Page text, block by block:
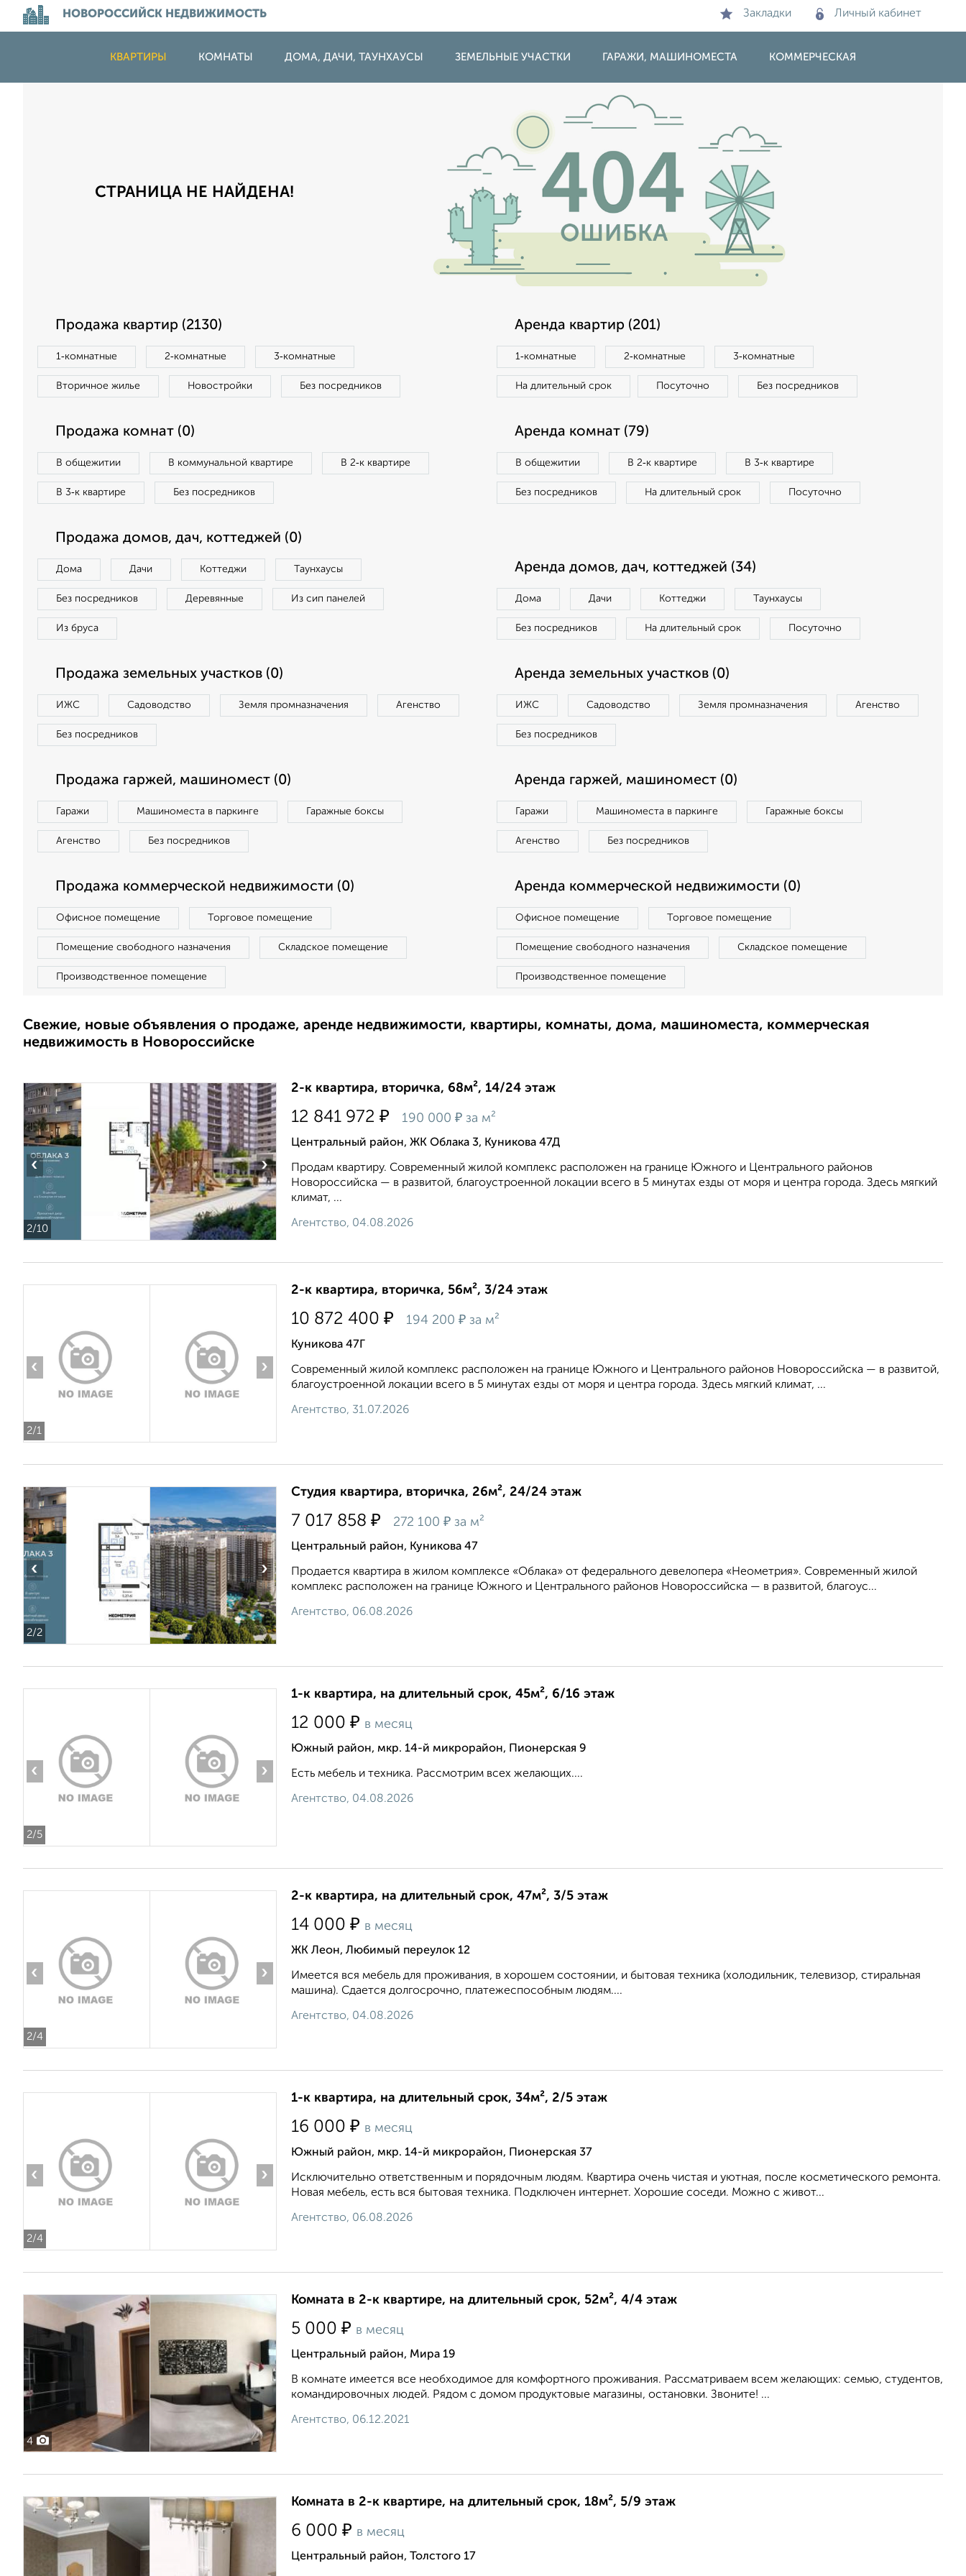
НОВОРОССИЙСК НЕДВИЖИМОСТЬ Закладки Личный кабинет
КВАРТИРЫ КОМНАТЫ ДОМА, ДАЧИ, ТАУНХАУСЫ ЗЕМЕЛЬНЫЕ УЧАСТКИ ГАРАЖИ, МАШИНОМЕСТА КОММЕРЧЕСКАЯ
СТРАНИЦА НЕ НАЙДЕНА!
Продажа квартир (2130)
1‑комнатные 2‑комнатные 3‑комнатные
Вторичное жилье Новостройки Без посредников
Аренда квартир (201)
1‑комнатные 2‑комнатные 3‑комнатные
На длительный срок Посуточно Без посредников
Продажа комнат (0)
В общежитии В коммунальной квартире В 2‑к квартире
В 3‑к квартире Без посредников
Аренда комнат (79)
В общежитии В 2‑к квартире В 3‑к квартире
Без посредников На длительный срок Посуточно
Продажа домов, дач, коттеджей (0)
Дома Дачи Коттеджи Таунхаусы
Без посредников Деревянные Из сип панелей
Из бруса
Аренда домов, дач, коттеджей (34)
Дома Дачи Коттеджи Таунхаусы
Без посредников На длительный срок Посуточно
Продажа земельных участков (0)
ИЖС Садоводство Земля промназначения Агенство
Без посредников
Аренда земельных участков (0)
ИЖС Садоводство Земля промназначения Агенство
Без посредников
Продажа гаржей, машиномест (0)
Гаражи Машиноместа в паркинге Гаражные боксы
Агенство Без посредников
Аренда гаржей, машиномест (0)
Гаражи Машиноместа в паркинге Гаражные боксы
Агенство Без посредников
Продажа коммерческой недвижимости (0)
Офисное помещение Торговое помещение
Помещение свободного назначения Складское помещение
Производственное помещение
Аренда коммерческой недвижимости (0)
Офисное помещение Торговое помещение
Помещение свободного назначения Складское помещение
Производственное помещение
Свежие, новые объявления о продаже, аренде недвижимости, квартиры, комнаты, дома, машиноместа, коммерческая
недвижимость в Новороссийске
2/10
‹ ›
2-к квартира, вторичка, 68м², 14/24 этаж
12 841 972 ₽ 190 000 ₽ за м²
Центральный район, ЖК Облака 3, Куникова 47Д
Продам квартиру. Современный жилой комплекс расположен на границе Южного и Центрального районов
Новороссийска — в развитой, благоустроенной локации всего в 5 минутах езды от моря и центра города. Здесь мягкий
климат, ...
Агентство, 04.08.2026
2/1
‹ ›
2-к квартира, вторичка, 56м², 3/24 этаж
10 872 400 ₽ 194 200 ₽ за м²
Куникова 47Г
Современный жилой комплекс расположен на границе Южного и Центрального районов Новороссийска — в развитой,
благоустроенной локации всего в 5 минутах езды от моря и центра города. Здесь мягкий климат, ...
Агентство, 31.07.2026
2/2
‹ ›
Студия квартира, вторичка, 26м², 24/24 этаж
7 017 858 ₽ 272 100 ₽ за м²
Центральный район, Куникова 47
Продается квартира в жилом комплексе «Облака» от федерального девелопера «Неометрия». Современный жилой
комплекс расположен на границе Южного и Центрального районов Новороссийска — в развитой, благоус...
Агентство, 06.08.2026
2/5
‹ ›
1-к квартира, на длительный срок, 45м², 6/16 этаж
12 000 ₽ в месяц
Южный район, мкр. 14-й микрорайон, Пионерская 9
Есть мебель и техника. Рассмотрим всех желающих....
Агентство, 04.08.2026
2/4
‹ ›
2-к квартира, на длительный срок, 47м², 3/5 этаж
14 000 ₽ в месяц
ЖК Леон, Любимый переулок 12
Имеется вся мебель для проживания, в хорошем состоянии, и бытовая техника (холодильник, телевизор, стиральная
машина). Сдается долгосрочно, платежеспособным людям....
Агентство, 04.08.2026
2/4
‹ ›
1-к квартира, на длительный срок, 34м², 2/5 этаж
16 000 ₽ в месяц
Южный район, мкр. 14-й микрорайон, Пионерская 37
Исключительно ответственным и порядочным людям. Квартира очень чистая и уютная, после косметического ремонта.
Новая мебель, есть вся бытовая техника. Подключен интернет. Хорошие соседи. Можно с живот...
Агентство, 06.08.2026
4
Комната в 2-к квартире, на длительный срок, 52м², 4/4 этаж
5 000 ₽ в месяц
Центральный район, Мира 19
В комнате имеется все необходимое для комфортного проживания. Рассматриваем всем желающих: семью, студентов,
командировочных людей. Рядом с домом продуктовые магазины, остановки. Звоните! ...
Агентство, 06.12.2021
Комната в 2-к квартире, на длительный срок, 18м², 5/9 этаж
6 000 ₽ в месяц
Центральный район, Толстого 17